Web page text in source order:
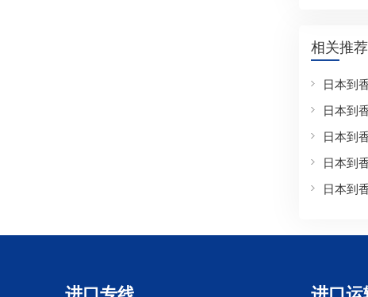
相关推荐
日本到
日本到
日本到
日本到
日本到